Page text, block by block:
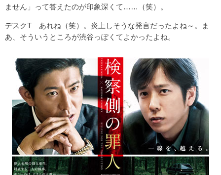
ません」って答えたのが印象深くて……（笑）。
デスクT あれね（笑）。炎上しそうな発言だったよね～。ま
あ、そういうところが渋谷っぽくてよかったよね。